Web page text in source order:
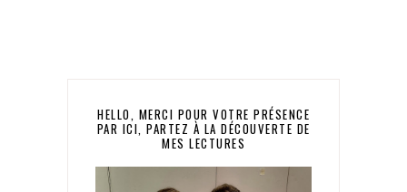
HELLO, MERCI POUR VOTRE PRÉSENCE
PAR ICI, PARTEZ À LA DÉCOUVERTE DE
MES LECTURES